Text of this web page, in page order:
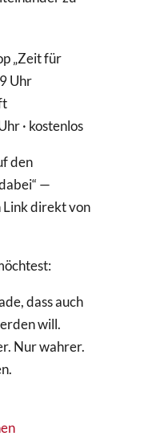
„Zeit für
Uhr
· kostenlos
den
—
Link direkt von
dass auch
will.
Nur wahrer.